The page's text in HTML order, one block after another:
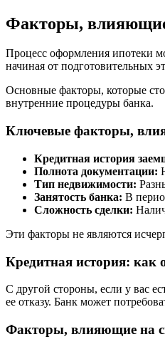
Факторы,
Процесс оформления ипотеки
начиная от подготовительных
Основные факторы, которые
внутренние процедуры банка.
Ключевые факторы,
Кредитная история
Полнота документации:
Тип недвижимости:
Занятость банка: В
Сложность сделки:
Эти факторы не являются
Кредитная история: как
С другой стороны, если у вас
ее отказу. Банк может
Факторы, влияющие на